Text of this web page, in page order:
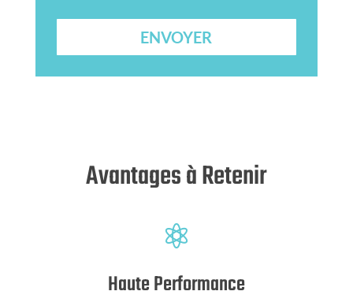
ENVOYER
Avantages à Retenir

Haute Performance